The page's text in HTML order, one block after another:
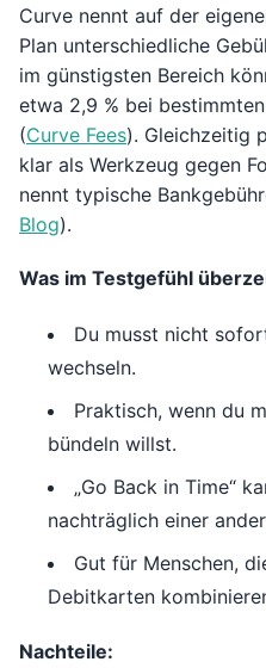
Curve nennt auf der
Plan unterschiedliche
im günstigsten Bereich
etwa 2,9 % bei
(Curve Fees). Gleichzeitig
klar als Werkzeug gegen
nennt typische
Blog).
Was im Testgefühl
Du musst nicht
wechseln.
Praktisch, wenn du
bündeln willst.
„Go Back in Time“
nachträglich einer
Gut für Menschen,
Debitkarten
Nachteile: